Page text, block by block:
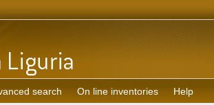
search On line inventories Help